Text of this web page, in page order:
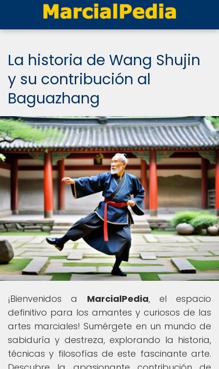
La historia de Wang Shujin
y su contribución al
Baguazhang
¡Bienvenidos a MarcialPedia, el espacio
definitivo para los amantes y curiosos de las
artes marciales! Sumérgete en un mundo de
sabiduría y destreza, explorando la historia,
técnicas y filosofías de este fascinante arte.